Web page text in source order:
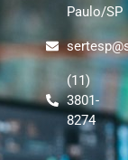
Paulo/SP
(11)
3801-
8274